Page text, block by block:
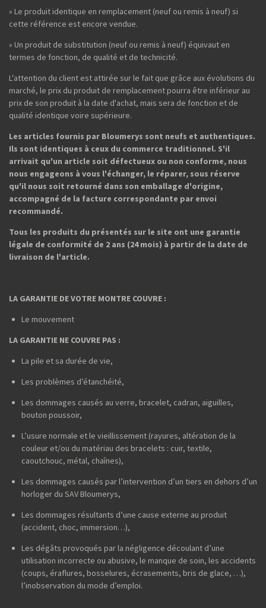
» Le produit identique en remplacement (neuf ou remis à neuf) si
cette référence est encore vendue.
» Un produit de substitution (neuf ou remis à neuf) équivaut en
termes de fonction, de qualité et de technicité.
L'attention du client est attirée sur le fait que grâce aux évolutions du
marché, le prix du produit de remplacement pourra être inférieur au
prix de son produit à la date d'achat, mais sera de fonction et de
qualité identique voire supérieure.
Les articles fournis par Bloumerys sont neufs et authentiques.
Ils sont identiques à ceux du commerce traditionnel. S'il
arrivait qu'un article soit défectueux ou non conforme, nous
nous engageons à vous l'échanger, le réparer, sous réserve
qu'il nous soit retourné dans son emballage d'origine,
accompagné de la facture correspondante par envoi
recommandé.
Tous les produits du présentés sur le site ont une garantie
légale de conformité de 2 ans (24 mois) à partir de la date de
livraison de l'article.
LA GARANTIE DE VOTRE MONTRE COUVRE :
Le mouvement
LA GARANTIE NE COUVRE PAS :
La pile et sa durée de vie,
Les problèmes d’étanchéité,
Les dommages causés au verre, bracelet, cadran, aiguilles,
bouton poussoir,
L’usure normale et le vieillissement (rayures, altération de la
couleur et/ou du matériau des bracelets : cuir, textile,
caoutchouc, métal, chaînes),
Les dommages causés par l’intervention d’un tiers en dehors d’un
horloger du SAV Bloumerys,
Les dommages résultants d’une cause externe au produit
(accident, choc, immersion…),
Les dégâts provoqués par la négligence découlant d’une
utilisation incorrecte ou abusive, le manque de soin, les accidents
(coups, éraflures, bosselures, écrasements, bris de glace, …),
l’inobservation du mode d’emploi.